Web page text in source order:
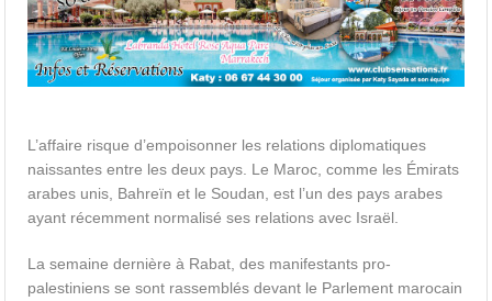
L’affaire risque d’empoisonner les relations diplomatiques
naissantes entre les deux pays. Le Maroc, comme les Émirats
arabes unis, Bahreïn et le Soudan, est l’un des pays arabes
ayant récemment normalisé ses relations avec Israël.
La semaine dernière à Rabat, des manifestants pro-
palestiniens se sont rassemblés devant le Parlement marocain